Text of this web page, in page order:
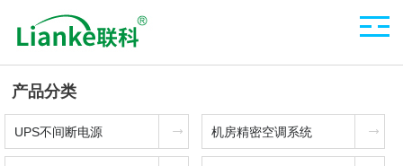
产品分类
UPS不间断电源 机房精密空调系统